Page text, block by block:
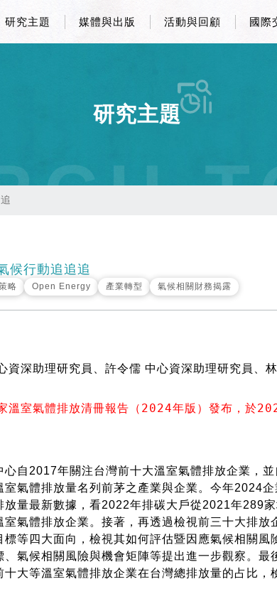
研究主題 媒體與出版 活動與回顧 國際
研究主題
候行動追追追
略 Open Energy 產業轉型 氣候相關財務揭露
資深助理研究員、許令儒 中心資深助理研究員、
室氣體排放清冊報告（2024年版）發布，於
2017年關注台灣前十大溫室氣體排放企業，並
室氣體排放量名列前茅之產業與企業。今年2024
放量最新數據，看2022年排碳大戶從2021年289
室氣體排放企業。接著，再透過檢視前三十大排
標等四大面向，檢視其如何評估暨因應氣候相關風
、氣候相關風險與機會矩陣等提出進一步觀察。
十大等溫室氣體排放企業在台灣總排放量的占比，